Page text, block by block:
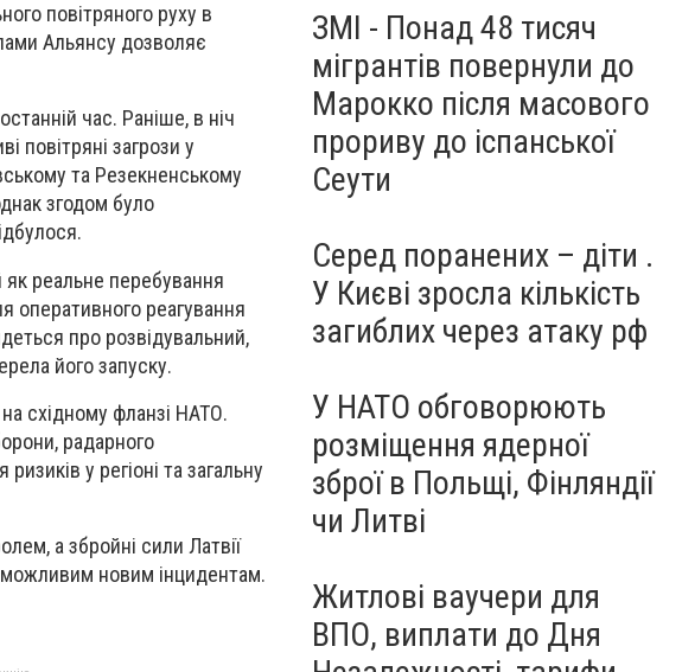
повітряного руху в
Альянсу дозволяє
час. Раніше, в ніч
повітряні загрози у
та Резекненському
згодом було
як реальне перебування
оперативного реагування
про розвідувальний,
його запуску.
східному фланзі НАТО.
радарного
у регіоні та загальну
а збройні сили Латвії
новим інцидентам.
ЗМІ - Понад 48 тисяч
мігрантів повернули до
Марокко після масового
прориву до іспанської
Сеути
Серед поранених – діти .
У Києві зросла кількість
загиблих через атаку рф
У НАТО обговорюють
розміщення ядерної
зброї в Польщі, Фінляндії
чи Литві
Житлові ваучери для
ВПО, виплати до Дня